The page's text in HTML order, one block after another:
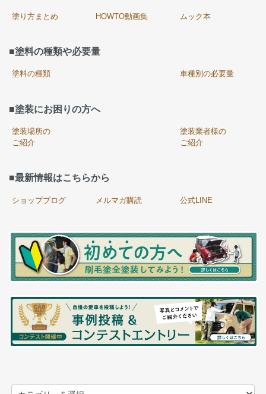
塗り方まとめ HOWTO動画集 ムック本
■塗料の種類や必要量
塗料の種類 車種別の必要量
■塗装にお困りの方へ
塗装場所の
ご紹介
塗装業者様の
ご紹介
■最新情報はこちらから
ショップブログ メルマガ購読 公式LINE